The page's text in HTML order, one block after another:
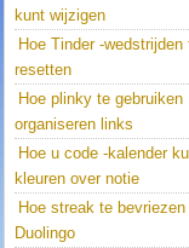
kunt wijzigen
Hoe Tinder -wedstrijden
resetten
Hoe plinky te gebruiken
organiseren links
Hoe u code -kalender
kleuren over notie
Hoe streak te bevriezen
Duolingo